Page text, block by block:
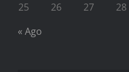
25
26 27 28
« Ago